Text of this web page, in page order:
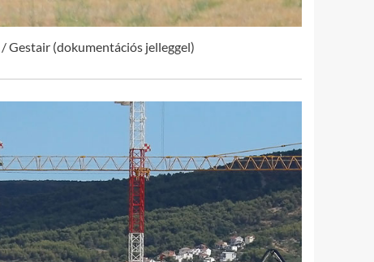
Gestair (dokumentációs jelleggel)